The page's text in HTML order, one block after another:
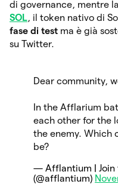
di governance, mentre
SOL, il token nativo di
fase di test ma è già
su Twitter.
Dear community,
In the Afflarium
each other for the
the enemy. Which
be?
— Afflantium | Join
(@afflantium)